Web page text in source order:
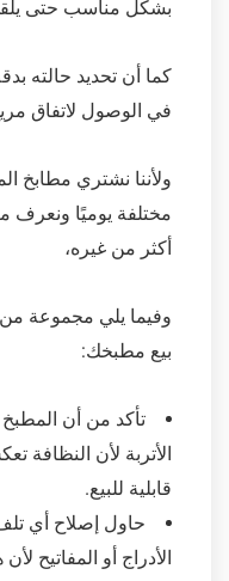
بشكل مناسب حتى
كما أن تحديد حالته
في الوصول لاتفاق
ولأننا نشتري مطابخ
مختلفة يوميًا ونعرف
أكثر من غيره،
وفيما يلي مجموعة من
بيع مطبخك:
تأكد من أن
الأتربة لأن النظافة
قابلية للبيع.
حاول إصلاح أي
الأدراج أو المفاتيح